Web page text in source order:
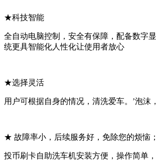
★科技智能
全自动电脑控制，安全有保障，配备数字
统更具智能化人性化让使用者放心
★选择灵活
用户可根据自身的情况，清洗爱车。 ’泡沫
★ 故障率小，后续服务好，免除您的烦恼；
投币刷卡自助洗车机安装方便，操作简单